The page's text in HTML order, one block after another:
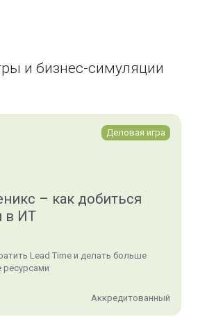
и бизнес-симуляции
Деловая игра
– как добиться
в ИТ
Lead Time и делать больше
Аккредитованный